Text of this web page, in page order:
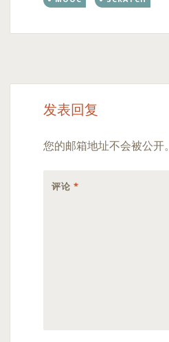
Post
navigation
发表回复
您的邮箱地址不会被公开。
评论*